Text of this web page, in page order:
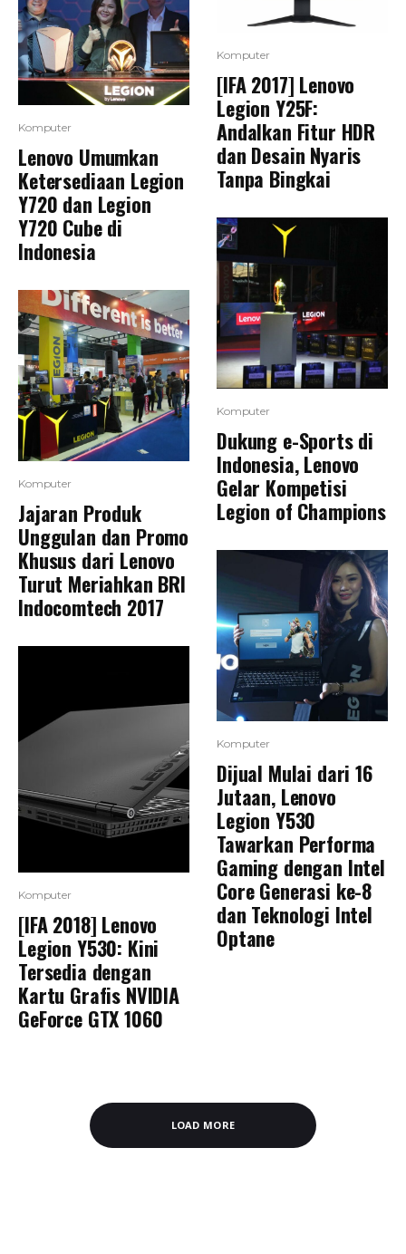
Komputer
Lenovo Umumkan
Ketersediaan Legion
Y720 dan Legion
Y720 Cube di
Indonesia
Komputer
Jajaran Produk
Unggulan dan Promo
Khusus dari Lenovo
Turut Meriahkan BRI
Indocomtech 2017
Komputer
[IFA 2018] Lenovo
Legion Y530: Kini
Tersedia dengan
Kartu Grafis NVIDIA
GeForce GTX 1060
Komputer
[IFA 2017] Lenovo
Legion Y25F:
Andalkan Fitur HDR
dan Desain Nyaris
Tanpa Bingkai
Komputer
Dukung e-Sports di
Indonesia, Lenovo
Gelar Kompetisi
Legion of Champions
Komputer
Dijual Mulai dari 16
Jutaan, Lenovo
Legion Y530
Tawarkan Performa
Gaming dengan Intel
Core Generasi ke-8
dan Teknologi Intel
Optane
LOAD MORE